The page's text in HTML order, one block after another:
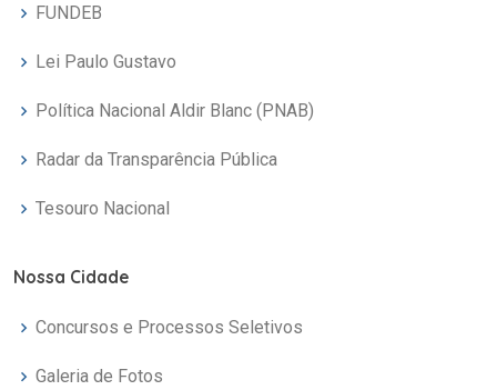
FUNDEB
Lei Paulo Gustavo
Política Nacional Aldir Blanc (PNAB)
Radar da Transparência Pública
Tesouro Nacional
Nossa Cidade
Concursos e Processos Seletivos
Galeria de Fotos